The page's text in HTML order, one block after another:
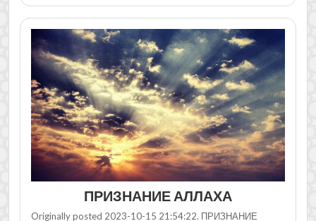
ПРИЗНАНИЕ АЛЛАХА
Originally posted 2023-10-15 21:54:22. ПРИЗНАНИЕ